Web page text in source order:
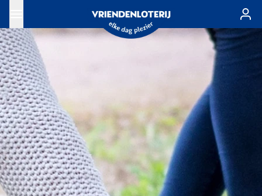
Ga naar de hoofdinhoud